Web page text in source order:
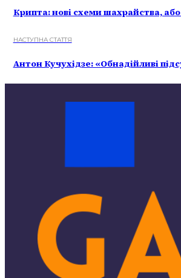
Крипта: нові схеми шахрайства,
НАСТУПНА СТАТТЯ
Антон Кучухідзе: «Обнадійливі